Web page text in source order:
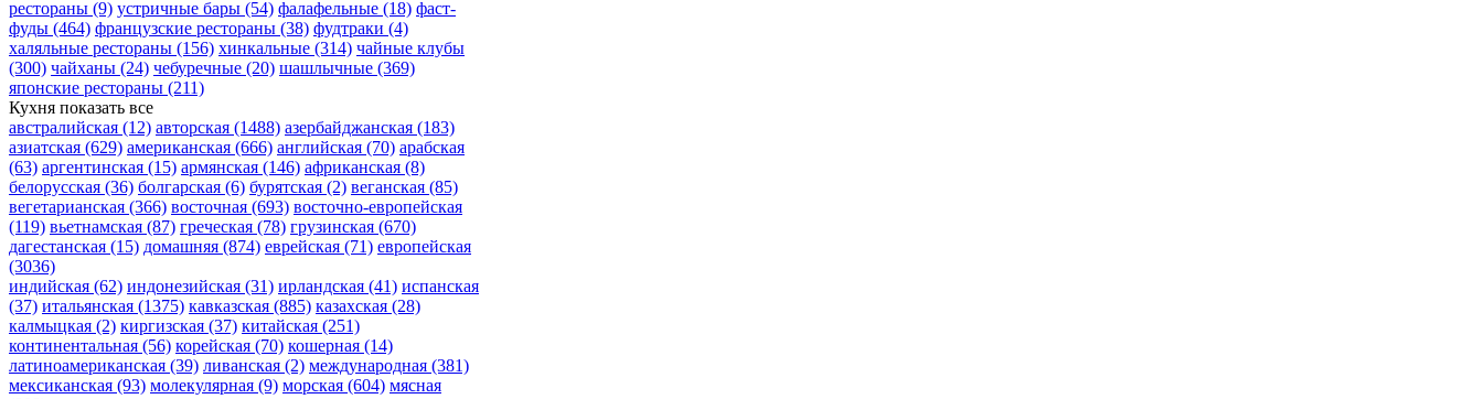
рестораны (9) устричные бары (54) фалафельные (18) фаст-
фуды (464) французские рестораны (38) фудтраки (4)
халяльные рестораны (156) хинкальные (314) чайные клубы
(300) чайханы (24) чебуречные (20) шашлычные (369)
японские рестораны (211)
Кухня показать все
австралийская (12) авторская (1488) азербайджанская (183)
азиатская (629) американская (666) английская (70) арабская
(63) аргентинская (15) армянская (146) африканская (8)
белорусская (36) болгарская (6) бурятская (2) веганская (85)
вегетарианская (366) восточная (693) восточно-европейская
(119) вьетнамская (87) греческая (78) грузинская (670)
дагестанская (15) домашняя (874) еврейская (71) европейская
(3036)
индийская (62) индонезийская (31) ирландская (41) испанская
(37) итальянская (1375) кавказская (885) казахская (28)
калмыцкая (2) киргизская (37) китайская (251)
континентальная (56) корейская (70) кошерная (14)
латиноамериканская (39) ливанская (2) международная (381)
мексиканская (93) молекулярная (9) морская (604) мясная